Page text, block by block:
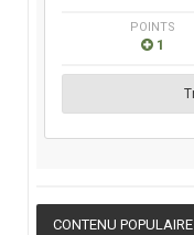
POINTS
1
CONTENU POPULAIRE